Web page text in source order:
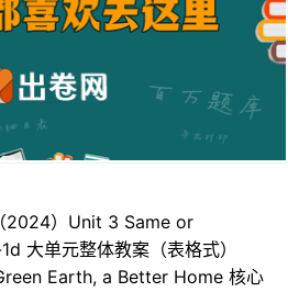
2024）Unit 3 Same or
大单元整体教案（表格式）
Earth, a Better Home 核心